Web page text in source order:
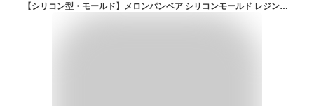
【シリコン型・モールド】メロンパンベア シリコンモールド レジン型 くま クマ 熊 ミニチュアスイーツ 食品サンプル キーホルダー 立体 3d スクイーズレジン UVレジン LED 手芸 クラフト GK